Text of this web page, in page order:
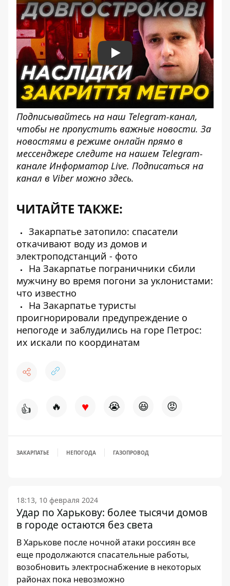
Play
Подписывайтесь на наш Telegram-канал,
чтобы не пропустить важные новости. За
новостями в режиме онлайн прямо в
мессенджере следите на нашем Telegram-
канале Информатор Live. Подписаться на
канал в Viber можно здесь.
ЧИТАЙТЕ ТАКЖЕ:
Закарпатье затопило: спасатели
откачивают воду из домов и
электроподстанций - фото
На Закарпатье пограничники сбили
мужчину во время погони за уклонистами:
что известно
На Закарпатье туристы
проигнорировали предупреждение о
непогоде и заблудились на горе Петрос:
их искали по координатам
👍 🔥 ♥ 😭 😆 😡
ЗАКАРПАТЬЕ НЕПОГОДА ГАЗОПРОВОД
18:13, 10 февраля 2024
Удар по Харькову: более тысячи домов
в городе остаются без света
В Харькове после ночной атаки россиян все
еще продолжаются спасательные работы,
возобновить электроснабжение в некоторых
районах пока невозможно